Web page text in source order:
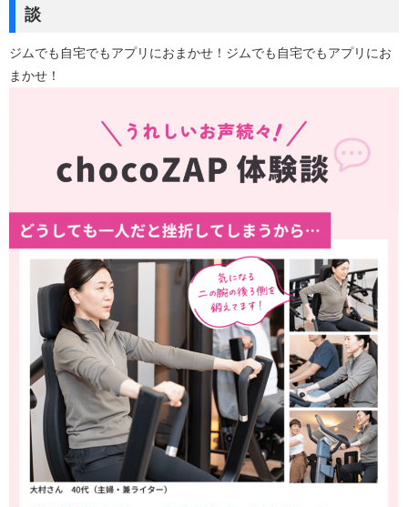
談
ジムでも自宅でもアプリにおまかせ！ジムでも自宅でもアプリにお
まかせ！